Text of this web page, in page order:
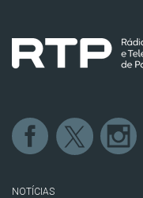
NOTÍCIAS